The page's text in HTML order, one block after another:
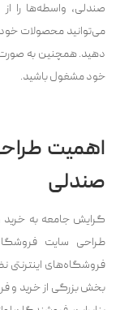
صندلی، واسطه‌ها را
می‌توانید محصولات
دهید. همچنین به صورت
خود مشغول باشید.
اهمیت
صندلی
گرایش جامعه به خرید
طراحی سایت
فروشگاه‌های اینترنتی
بخش بزرگی از خرید و